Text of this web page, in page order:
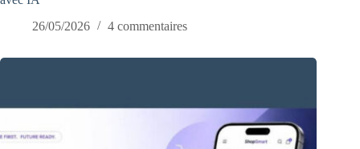
26/05/2026
4 commentaires